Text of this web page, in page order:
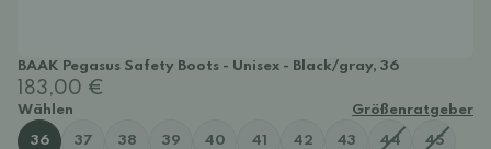
BAAK Pegasus Safety Boots - Unisex - Black/gray, 36
183,00 €
Wählen Größenratgeber
36 37 38 39 40 41 42 43 44 45